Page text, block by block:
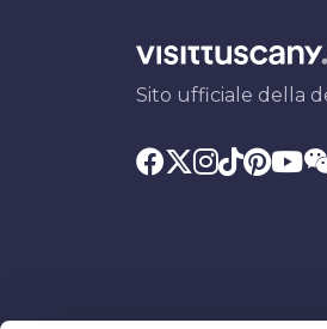
Sito ufficiale della